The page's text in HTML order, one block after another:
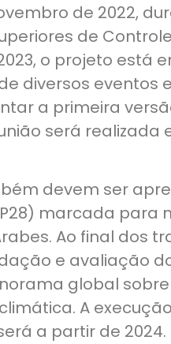
de 2022,
de
o projeto está
diversos eventos
a primeira
será realizada
devem ser
marcada para
Ao final dos
e avaliação
global
A
a partir de 2024.